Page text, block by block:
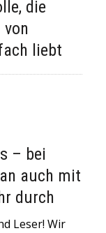
die
liebt
– bei
auch mit
durch
Leser! Wir